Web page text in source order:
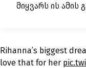
მიყვარს ის ამის
Rihanna’s biggest
love that for her